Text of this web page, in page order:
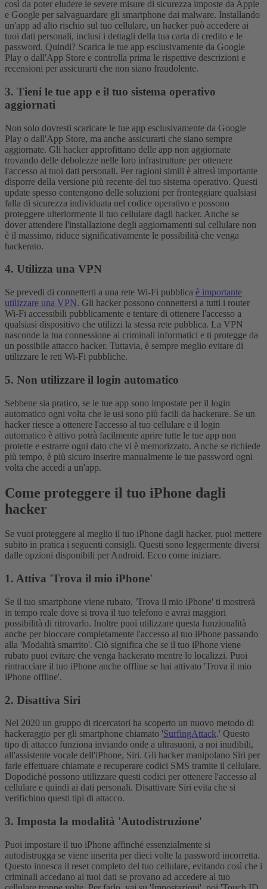
così da poter eludere le severe misure di sicurezza imposte da Apple
e Google per salvaguardare gli smartphone dai malware. Installando
un'app ad alto rischio sul tuo cellulare, un hacker può accedere ai
tuoi dati personali, inclusi i dettagli della tua carta di credito e le
password. Quindi? Scarica le tue app esclusivamente da Google
Play o dall'App Store e controlla prima le rispettive descrizioni e
recensioni per assicurarti che non siano fraudolente.
3. Tieni le tue app e il tuo sistema operativo
aggiornati
Non solo dovresti scaricare le tue app esclusivamente da Google
Play o dall'App Store, ma anche assicurarti che siano sempre
aggiornate. Gli hacker approfittano delle app non aggiornate
trovando delle debolezze nelle loro infrastrutture per ottenere
l'accesso ai tuoi dati personali. Per ragioni simili è altresì importante
disporre della versione più recente del tuo sistema operativo. Questi
update spesso contengono delle soluzioni per fronteggiare qualsiasi
falla di sicurezza individuata nel codice operativo e possono
proteggere ulteriormente il tuo cellulare dagli hacker. Anche se
dover attendere l'installazione degli aggiornamenti sul cellulare non
è il massimo, riduce significativamente le possibilità che venga
hackerato.
4. Utilizza una VPN
Se prevedi di connetterti a una rete Wi-Fi pubblica è importante
utilizzare una VPN. Gli hacker possono connettersi a tutti i router
Wi-Fi accessibili pubblicamente e tentare di ottenere l'accesso a
qualsiasi dispositivo che utilizzi la stessa rete pubblica. La VPN
nasconde la tua connessione ai criminali informatici e ti protegge da
un possibile attacco hacker. Tuttavia, è sempre meglio evitare di
utilizzare le reti Wi-Fi pubbliche.
5. Non utilizzare il login automatico
Sebbene sia pratico, se le tue app sono impostate per il login
automatico ogni volta che le usi sono più facili da hackerare. Se un
hacker riesce a ottenere l'accesso al tuo cellulare e il login
automatico è attivo potrà facilmente aprire tutte le tue app non
protette e estrarre ogni dato che vi è memorizzato. Anche se richiede
più tempo, è più sicuro inserire manualmente le tue password ogni
volta che accedi a un'app.
Come proteggere il tuo iPhone dagli
hacker
Se vuoi proteggere al meglio il tuo iPhone dagli hacker, puoi mettere
subito in pratica i seguenti consigli. Questi sono leggermente diversi
dalle opzioni disponibili per Android. Ecco come iniziare.
1. Attiva 'Trova il mio iPhone'
Se il tuo smartphone viene rubato, 'Trova il mio iPhone' ti mostrerà
in tempo reale dove si trova il tuo telefono e avrai maggiori
possibilità di ritrovarlo. Inoltre puoi utilizzare questa funzionalità
anche per bloccare completamente l'accesso al tuo iPhone passando
alla 'Modalità smarrito'. Ciò significa che se il tuo iPhone viene
rubato puoi evitare che venga hackerato mentre lo localizzi. Puoi
rintracciare il tuo iPhone anche offline se hai attivato 'Trova il mio
iPhone offline'.
2. Disattiva Siri
Nel 2020 un gruppo di ricercatori ha scoperto un nuovo metodo di
hackeraggio per gli smartphone chiamato 'SurfingAttack.' Questo
tipo di attacco funziona inviando onde a ultrasuoni, a noi inudibili,
all'assistente vocale dell'iPhone, Siri. Gli hacker manipolano Siri per
farle effettuare chiamate e recuperare codici SMS tramite il cellulare.
Dopodiché possono utilizzare questi codici per ottenere l'accesso al
cellulare e quindi ai dati personali. Disattivare Siri evita che si
verifichino questi tipi di attacco.
3. Imposta la modalità 'Autodistruzione'
Puoi impostare il tuo iPhone affinché essenzialmente si
autodistrugga se viene inserita per dieci volte la password incorretta.
Questo innesca il reset completo del tuo cellulare, evitando così che i
criminali accedano ai tuoi dati se provano ad accedere al tuo